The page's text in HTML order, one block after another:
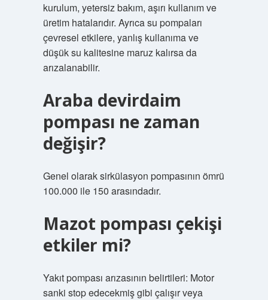
kurulum, yetersiz bakım, aşırı kullanım ve
üretim hatalarıdır. Ayrıca su pompaları
çevresel etkilere, yanlış kullanıma ve
düşük su kalitesine maruz kalırsa da
arızalanabilir.
Araba devirdaim
pompası ne zaman
değişir?
Genel olarak sirkülasyon pompasının ömrü
100.000 ile 150 arasındadır.
Mazot pompası çekişi
etkiler mi?
Yakıt pompası arızasının belirtileri: Motor
sanki stop edecekmiş gibi çalışır veya